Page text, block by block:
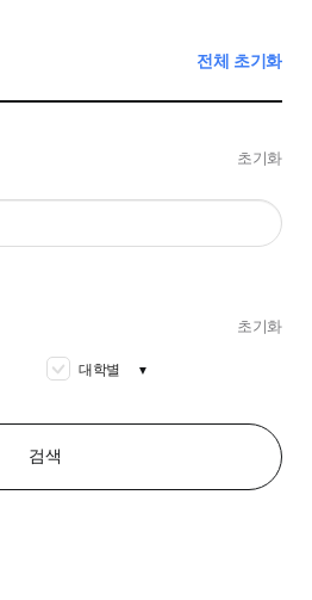
전체 초기화
초기화
초기화
대학별 ▼
검색